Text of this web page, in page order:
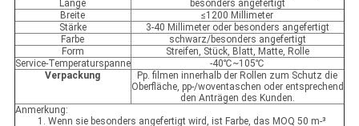
Länge
besonders angefertigt
Breite
≤1200 Millimeter
Stärke
3-40 Millimeter oder besonders angefertigt
Farbe
schwarz/besonders angefertigt
Form
Streifen, Stück, Blatt, Matte, Rolle
Service-Temperaturspanne
-40℃~105℃
Verpackung
Pp. filmen innerhalb der Rollen zum Schutz die
Oberfläche, pp-/woventaschen oder entsprechend
den Anträgen des Kunden.
Anmerkung:
1. Wenn sie besonders angefertigt wird, ist Farbe, das MOQ 50 m-³